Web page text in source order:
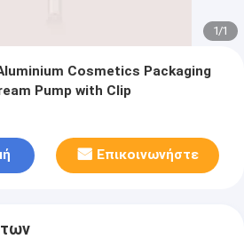
1/1
Cosmetics Packaging
Pump with Clip
Επικοινωνήστε